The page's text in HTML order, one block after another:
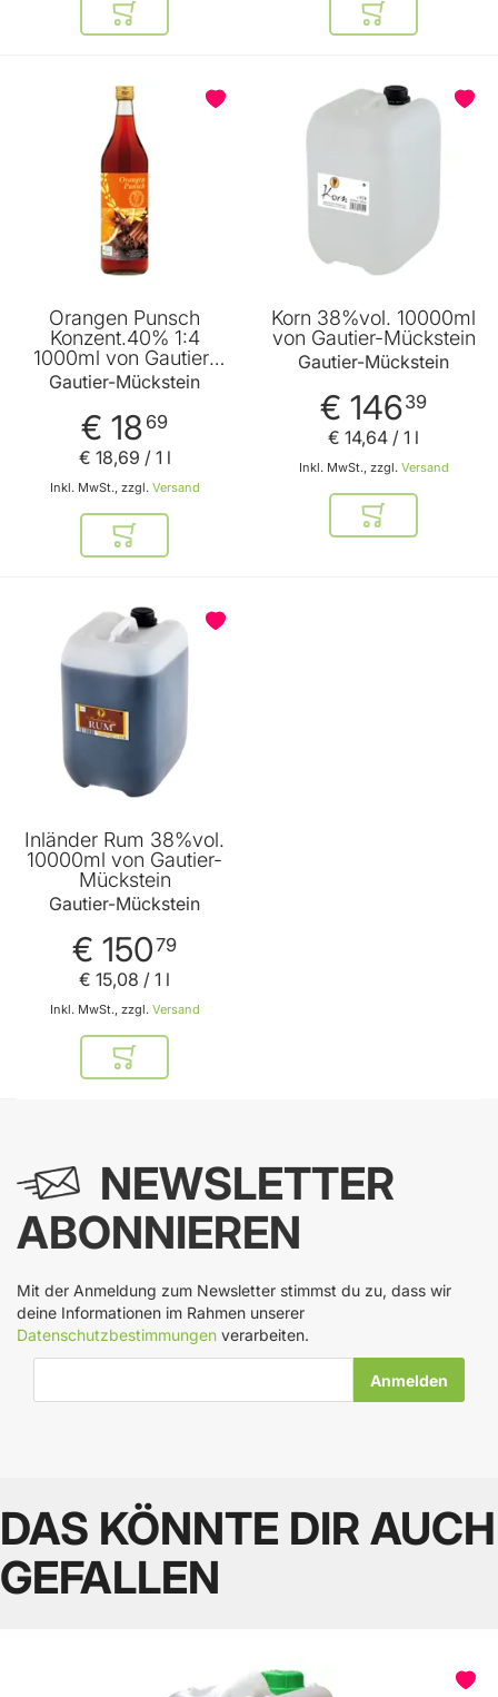
In den Warenkorb In den
Orangen Punsch
Konzent.40% 1:4
1000ml von Gautier-
Mückstein
Gautier-Mückstein
€ 18 69
Inkl. MwSt., zzgl. Versand
€ 18,69 / 1 l
In den Warenkorb
Korn 38%vol. 10000ml
von Gautier-Mückstein
Gautier-Mückstein
€ 14639
Inkl. MwSt., zzgl. Versand
€ 14,64 / 1 l
In den
Inländer Rum 38%vol.
10000ml von Gautier-
Mückstein
Gautier-Mückstein
€ 15079
Inkl. MwSt., zzgl. Versand
€ 15,08 / 1 l
In den Warenkorb
NEWSLETTER
ABONNIEREN
Mit der Anmeldung zum Newsletter stimmst du zu, dass wir
deine Informationen im Rahmen unserer
Datenschutzbestimmungen verarbeiten.
DAS KÖNNTE DIR AUCH
GEFALLEN